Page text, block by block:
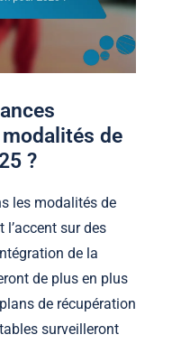
de
?
les modalités de
sur des
de la
de plus en plus
de récupération
surveilleront